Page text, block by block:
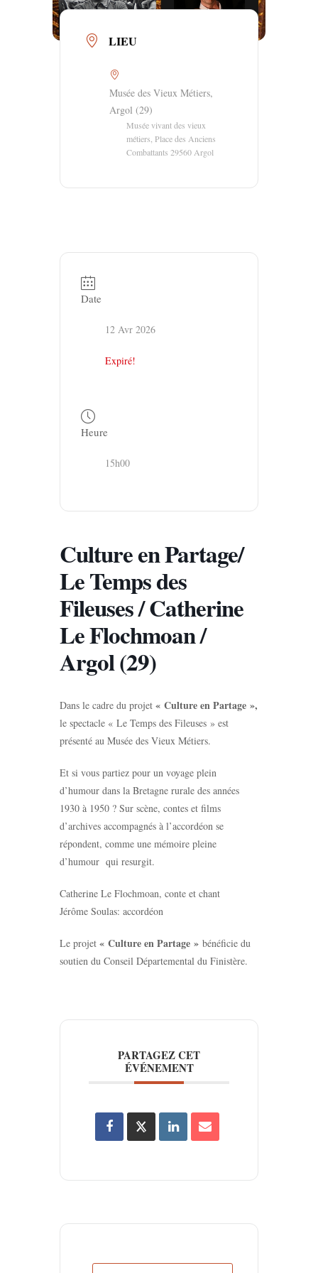
LIEU
Musée des Vieux Métiers,
Argol (29)
Musée vivant des vieux
métiers, Place des Anciens
Combattants 29560 Argol
Date
12 Avr 2026
Expiré!
Heure
15h00
Culture en Partage/
Le Temps des
Fileuses / Catherine
Le Flochmoan /
Argol (29)
Dans le cadre du projet « Culture en Partage »,
le spectacle « Le Temps des Fileuses » est
présenté au Musée des Vieux Métiers.
Et si vous partiez pour un voyage plein
d’humour dans la Bretagne rurale des années
1930 à 1950 ? Sur scène, contes et films
d’archives accompagnés à l’accordéon se
répondent, comme une mémoire pleine
d’humour qui resurgit.
Catherine Le Flochmoan, conte et chant
Jérôme Soulas: accordéon
Le projet « Culture en Partage » bénéficie du
soutien du Conseil Départemental du Finistère.
PARTAGEZ CET
ÉVÉNEMENT